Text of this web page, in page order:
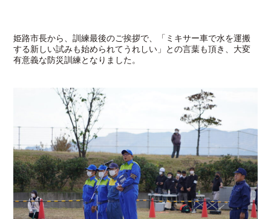
姫路市長から、訓練最後のご挨拶で、「ミキサー車で水を運搬
する新しい試みも始められてうれしい」との言葉も頂き、大変
有意義な防災訓練となりました。